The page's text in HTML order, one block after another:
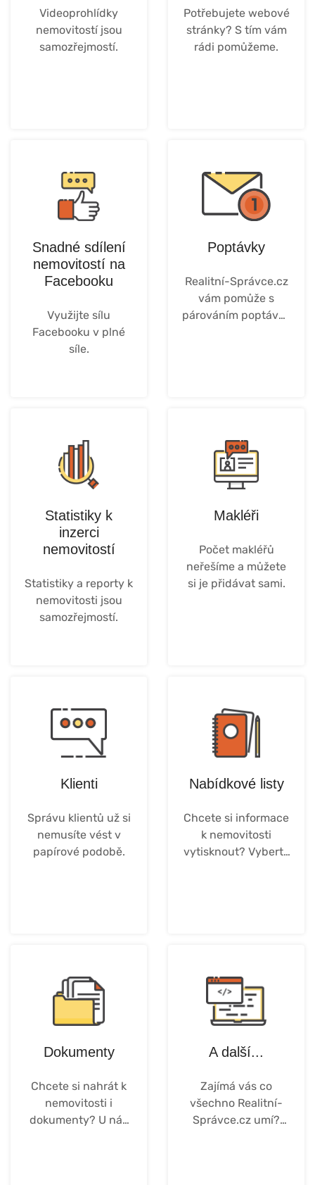
Videoprohlídky
nemovitostí jsou
samozřejmostí.
Potřebujete webové
stránky? S tím vám
rádi pomůžeme.
Snadné sdílení
nemovitostí na
Facebooku
Využijte sílu
Facebooku v plné
síle.
Poptávky
Realitní-Správce.cz
vám pomůže s
párováním poptávek
Statistiky k
inzerci
nemovitostí
Statistiky a reporty k
nemovitosti jsou
samozřejmostí.
Makléři
Počet makléřů
neřešíme a můžete
si je přidávat sami.
Klienti
Správu klientů už si
nemusíte vést v
papírové podobě.
Nabídkové listy
Chcete si informace
k nemovitosti
vytisknout? Vyberte
Dokumenty
Chcete si nahrát k
nemovitosti i
dokumenty? U nás
A další...
Zajímá vás co
všechno Realitní-
Správce.cz umí?